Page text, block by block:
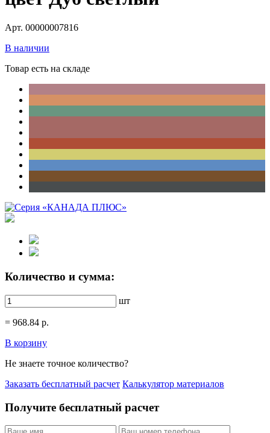
Арт. 00000007816
В наличии
Товар есть на складе
Количество и сумма:
шт
= 968.84 р.
В корзину
Не знаете точное количество?
Заказать бесплатный расчет Калькулятор материалов
Получите бесплатный расчет